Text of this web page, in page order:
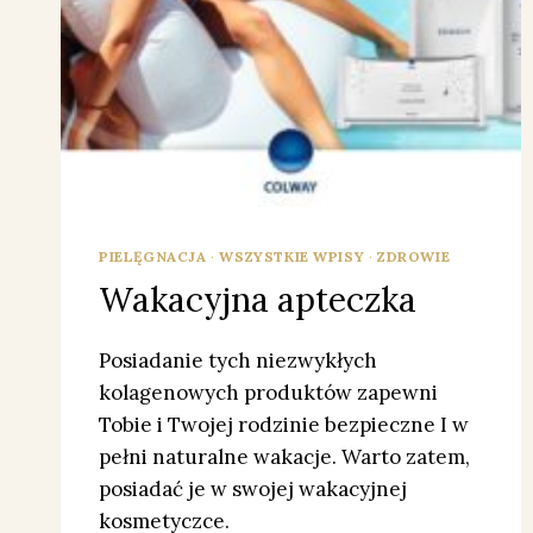
PIELĘGNACJA ·WSZYSTKIE WPISY ·ZDROWIE
Wakacyjna apteczka
Posiadanie tych niezwykłych
kolagenowych produktów zapewni
Tobie i Twojej rodzinie bezpieczne I w
pełni naturalne wakacje. Warto zatem,
posiadać je w swojej wakacyjnej
kosmetyczce.